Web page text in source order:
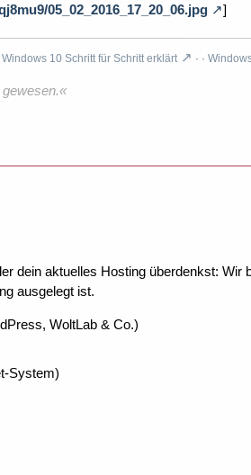
05_02_2016_17_20_06.jpg ]
Windows 10 Schritt für Schritt erklärt · ·
dein aktuelles Hosting überdenkst:
ausgelegt ist.
WoltLab & Co.)
System)